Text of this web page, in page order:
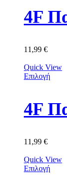
11,99 €
Quick View
Επιλογή
11,99 €
Quick View
Επιλογή